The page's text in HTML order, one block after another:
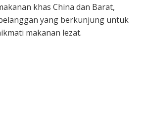
khas China dan Barat,
yang berkunjung untuk
makanan lezat.